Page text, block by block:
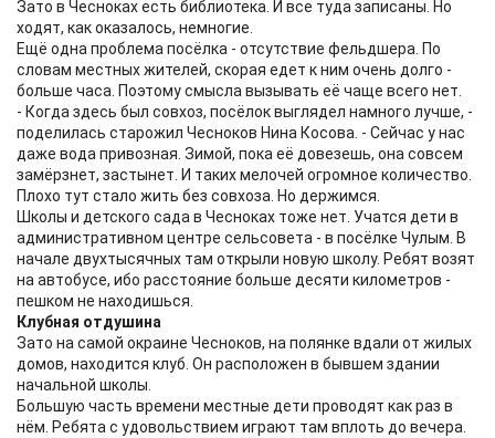
Зато в Чесноках есть библиотека. И все туда записаны. Но
ходят, как оказалось, немногие.
Ещё одна проблема посёлка - отсутствие фельдшера. По
словам местных жителей, скорая едет к ним очень долго -
больше часа. Поэтому смысла вызывать её чаще всего нет.
- Когда здесь был совхоз, посёлок выглядел намного лучше, -
поделилась старожил Чесноков Нина Косова. - Сейчас у нас
даже вода привозная. Зимой, пока её довезешь, она совсем
замёрзнет, застынет. И таких мелочей огромное количество.
Плохо тут стало жить без совхоза. Но держимся.
Школы и детского сада в Чесноках тоже нет. Учатся дети в
административном центре сельсовета - в посёлке Чулым. В
начале двухтысячных там открыли новую школу. Ребят возят
на автобусе, ибо расстояние больше десяти километров -
пешком не находишься.
Клубная отдушина
Зато на самой окраине Чесноков, на полянке вдали от жилых
домов, находится клуб. Он расположен в бывшем здании
начальной школы.
Большую часть времени местные дети проводят как раз в
нём. Ребята с удовольствием играют там вплоть до вечера.